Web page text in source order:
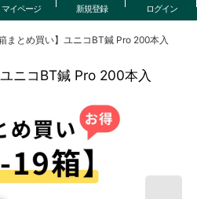
マイページ 新規登録 ログイン
箱まとめ買い】ユニコBT鍼 Pro 200本入
ユニコBT鍼 Pro 200本入